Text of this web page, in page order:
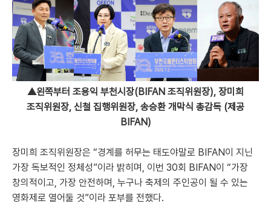
▲왼쪽부터 조용익 부천시장(BIFAN 조직위원장), 장미희
조직위원장, 신철 집행위원장, 송승환 개막식 총감독 (제공
BIFAN)
장미희 조직위원장은 “경계를 허무는 태도야말로 BIFAN이 지닌
가장 독보적인 정체성”이라 밝히며, 이번 30회 BIFAN이 “가장
창의적이고, 가장 안전하며, 누구나 축제의 주인공이 될 수 있는
영화제로 열어둘 것”이라 포부를 전했다.